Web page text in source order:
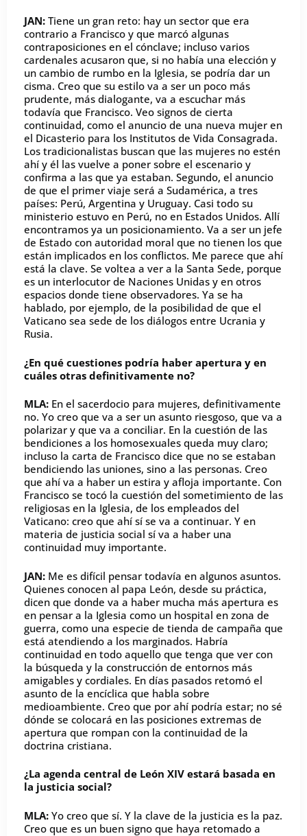
JAN: Tiene un gran reto: hay un sector que era
contrario a Francisco y que marcó algunas
contraposiciones en el cónclave; incluso varios
cardenales acusaron que, si no había una elección y
un cambio de rumbo en la Iglesia, se podría dar un
cisma. Creo que su estilo va a ser un poco más
prudente, más dialogante, va a escuchar más
todavía que Francisco. Veo signos de cierta
continuidad, como el anuncio de una nueva mujer en
el Dicasterio para los Institutos de Vida Consagrada.
Los tradicionalistas buscan que las mujeres no estén
ahí y él las vuelve a poner sobre el escenario y
confirma a las que ya estaban. Segundo, el anuncio
de que el primer viaje será a Sudamérica, a tres
países: Perú, Argentina y Uruguay. Casi todo su
ministerio estuvo en Perú, no en Estados Unidos. Allí
encontramos ya un posicionamiento. Va a ser un jefe
de Estado con autoridad moral que no tienen los que
están implicados en los conflictos. Me parece que ahí
está la clave. Se voltea a ver a la Santa Sede, porque
es un interlocutor de Naciones Unidas y en otros
espacios donde tiene observadores. Ya se ha
hablado, por ejemplo, de la posibilidad de que el
Vaticano sea sede de los diálogos entre Ucrania y
Rusia.
¿En qué cuestiones podría haber apertura y en
cuáles otras definitivamente no?
MLA: En el sacerdocio para mujeres, definitivamente
no. Yo creo que va a ser un asunto riesgoso, que va a
polarizar y que va a conciliar. En la cuestión de las
bendiciones a los homosexuales queda muy claro;
incluso la carta de Francisco dice que no se estaban
bendiciendo las uniones, sino a las personas. Creo
que ahí va a haber un estira y afloja importante. Con
Francisco se tocó la cuestión del sometimiento de las
religiosas en la Iglesia, de los empleados del
Vaticano: creo que ahí sí se va a continuar. Y en
materia de justicia social sí va a haber una
continuidad muy importante.
JAN: Me es difícil pensar todavía en algunos asuntos.
Quienes conocen al papa León, desde su práctica,
dicen que donde va a haber mucha más apertura es
en pensar a la Iglesia como un hospital en zona de
guerra, como una especie de tienda de campaña que
está atendiendo a los marginados. Habría
continuidad en todo aquello que tenga que ver con
la búsqueda y la construcción de entornos más
amigables y cordiales. En días pasados retomó el
asunto de la encíclica que habla sobre
medioambiente. Creo que por ahí podría estar; no sé
dónde se colocará en las posiciones extremas de
apertura que rompan con la continuidad de la
doctrina cristiana.
¿La agenda central de León XIV estará basada en
la justicia social?
MLA: Yo creo que sí. Y la clave de la justicia es la paz.
Creo que es un buen signo que haya retomado a